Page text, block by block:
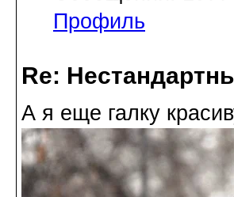
Профиль
Re:
А я еще галку